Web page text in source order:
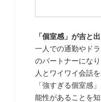
「個室感」が吉と
一人での通勤やド
のパートナーにな
人とワイワイ会話
「強すぎる個室感
能性があることを